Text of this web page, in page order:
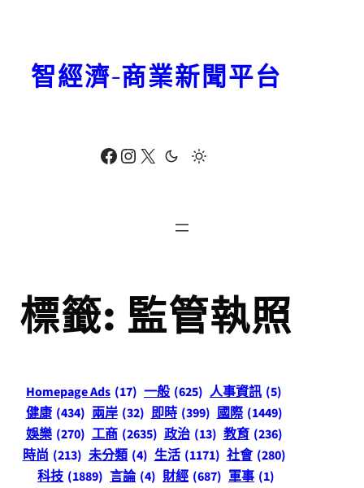
Facebook Instagram X
智經濟-商業新聞平台
標籤: 監管執照
Homepage Ads (17) 一般 (625) 人事資訊 (5)
健康 (434) 兩岸 (32) 即時 (399) 國際 (1449)
娛樂 (270) 工商 (2635) 政治 (13) 教育 (236)
時尚 (213) 未分類 (4) 生活 (1171) 社會 (280)
科技 (1889) 言論 (4) 財經 (687) 軍事 (1)